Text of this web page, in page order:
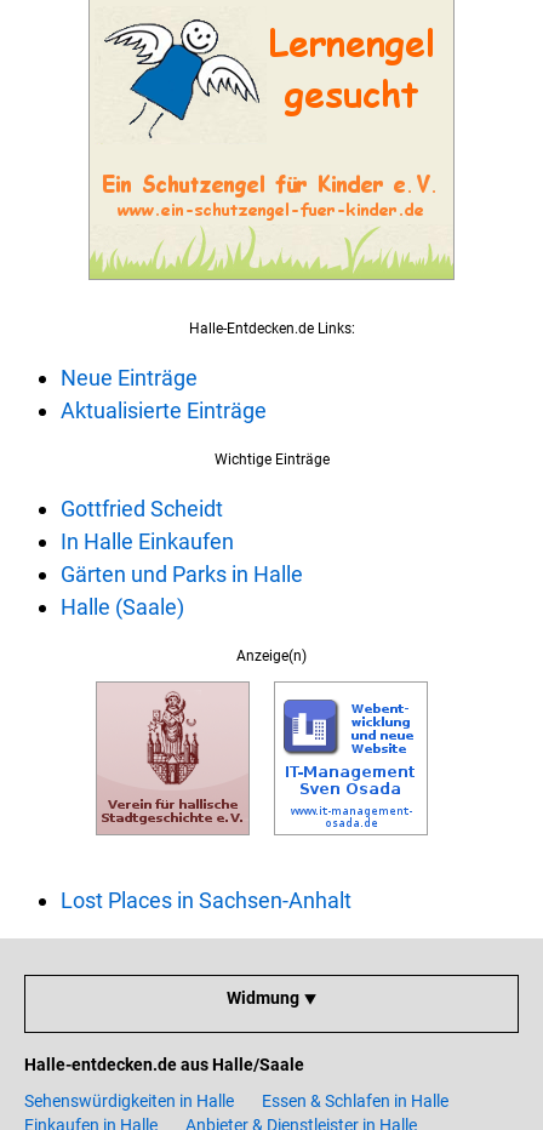
Halle-Entdecken.de Links:
Neue Einträge
Aktualisierte Einträge
Wichtige Einträge
Gottfried Scheidt
In Halle Einkaufen
Gärten und Parks in Halle
Halle (Saale)
Anzeige(n)
Lost Places in Sachsen-Anhalt
Widmung ⯆
Halle-entdecken.de aus Halle/Saale
Sehenswürdigkeiten in Halle
Essen & Schlafen in Halle
Einkaufen in Halle
Anbieter & Dienstleister in Halle